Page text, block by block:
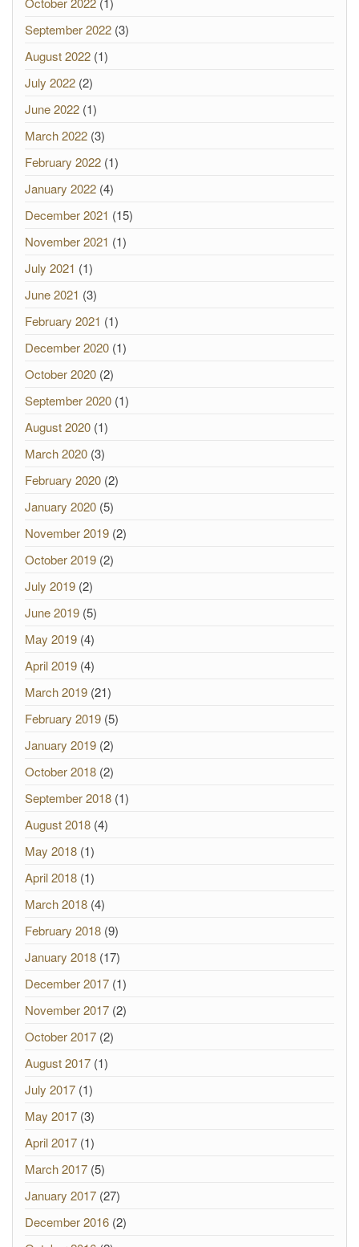
September 2022 (3)
August 2022 (1)
July 2022 (2)
June 2022 (1)
March 2022 (3)
February 2022 (1)
January 2022 (4)
December 2021 (15)
November 2021 (1)
July 2021 (1)
June 2021 (3)
February 2021 (1)
December 2020 (1)
October 2020 (2)
September 2020 (1)
August 2020 (1)
March 2020 (3)
February 2020 (2)
January 2020 (5)
November 2019 (2)
October 2019 (2)
July 2019 (2)
June 2019 (5)
May 2019 (4)
April 2019 (4)
March 2019 (21)
February 2019 (5)
January 2019 (2)
October 2018 (2)
September 2018 (1)
August 2018 (4)
May 2018 (1)
April 2018 (1)
March 2018 (4)
February 2018 (9)
January 2018 (17)
December 2017 (1)
November 2017 (2)
October 2017 (2)
August 2017 (1)
July 2017 (1)
May 2017 (3)
April 2017 (1)
March 2017 (5)
January 2017 (27)
December 2016 (2)